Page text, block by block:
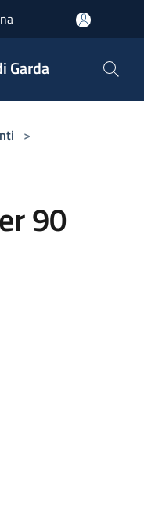
Garda
>
90